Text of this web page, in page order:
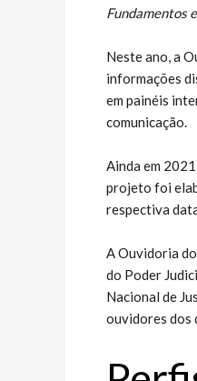
Fundamentos
Neste ano, a
informações
em painéis
comunicação.
Ainda em
projeto foi
respectiva
A Ouvidoria
do Poder
Nacional de
ouvidores dos